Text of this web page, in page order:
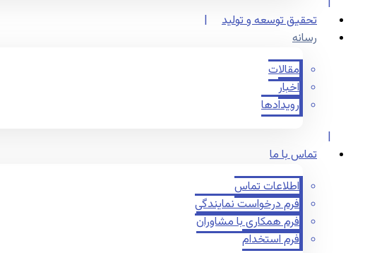
تحقیق توسعه و تولید
رسانه
مقالات
اخبار
رویدادها
تماس با ما
اطلاعات تماس
فرم درخواست نمایندگی
فرم همکاری با مشاوران
فرم استخدام